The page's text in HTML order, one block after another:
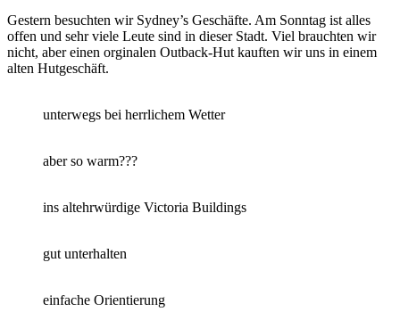
Gestern besuchten wir Sydney’s Geschäfte. Am Sonntag ist alles
offen und sehr viele Leute sind in dieser Stadt. Viel brauchten wir
nicht, aber einen orginalen Outback-Hut kauften wir uns in einem
alten Hutgeschäft.
unterwegs bei herrlichem Wetter
aber so warm???
ins altehrwürdige Victoria Buildings
gut unterhalten
einfache Orientierung